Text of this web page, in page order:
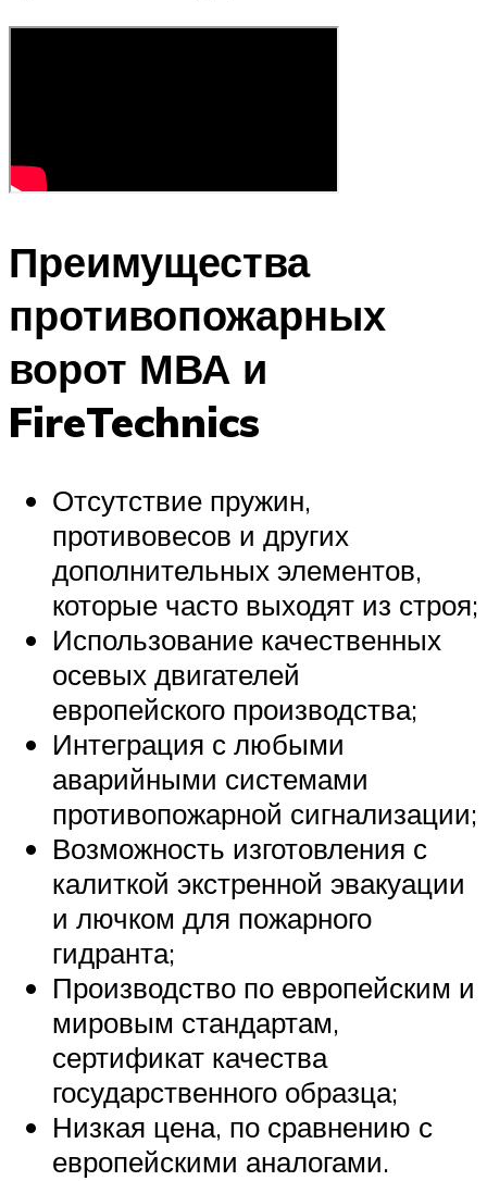
Преимущества
противопожарных
ворот МВА и
FireTechnics
Отсутствие пружин,
противовесов и других
дополнительных элементов,
которые часто выходят из строя;
Использование качественных
осевых двигателей
европейского производства;
Интеграция с любыми
аварийными системами
противопожарной сигнализации;
Возможность изготовления с
калиткой экстренной эвакуации
и лючком для пожарного
гидранта;
Производство по европейским и
мировым стандартам,
сертификат качества
государственного образца;
Низкая цена, по сравнению с
европейскими аналогами.